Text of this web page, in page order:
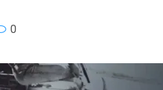
0